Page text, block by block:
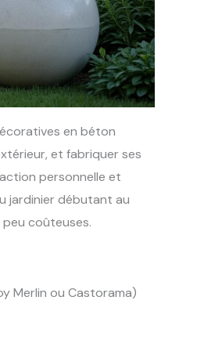
en béton
et fabriquer ses
personnelle et
jardinier débutant au
coûteuses.
Merlin ou Castorama)